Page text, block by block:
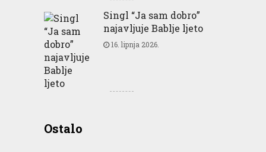
Singl “Ja sam dobro”
najavljuje Bablje ljeto
16. lipnja 2026.
OstaloBusiness Good for People